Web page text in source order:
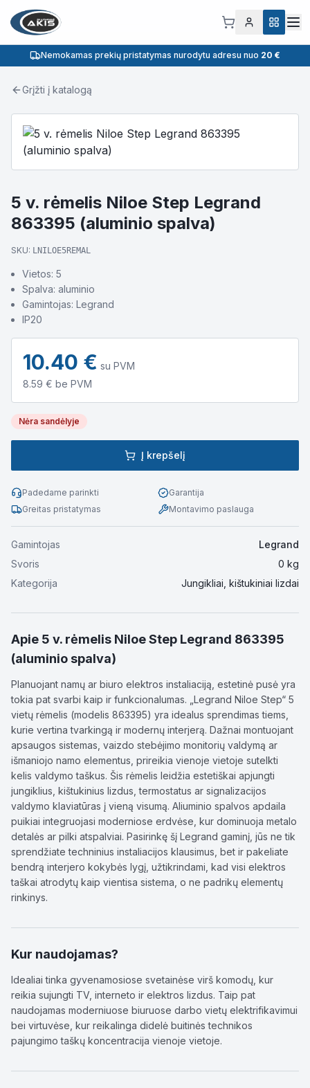
Nemokamas prekių pristatymas nurodytu adresu nuo 20 €
Grįžti į katalogą
5 v. rėmelis Niloe Step Legrand
863395 (aluminio spalva)
SKU: LNILOE5REMAL
Vietos: 5
Spalva: aluminio
Gamintojas: Legrand
IP20
10.40 € su PVM
8.59 € be PVM
Nėra sandėlyje
Į krepšelį
Padedame parinkti
Garantija
Greitas pristatymas
Montavimo paslauga
Gamintojas
Legrand
Svoris
0 kg
Kategorija
Jungikliai, kištukiniai lizdai
Apie 5 v. rėmelis Niloe Step Legrand 863395
(aluminio spalva)
Planuojant namų ar biuro elektros instaliaciją, estetinė pusė yra
tokia pat svarbi kaip ir funkcionalumas. „Legrand Niloe Step“ 5
vietų rėmelis (modelis 863395) yra idealus sprendimas tiems,
kurie vertina tvarkingą ir modernų interjerą. Dažnai montuojant
apsaugos sistemas, vaizdo stebėjimo monitorių valdymą ar
išmaniojo namo elementus, prireikia vienoje vietoje sutelkti
kelis valdymo taškus. Šis rėmelis leidžia estetiškai apjungti
jungiklius, kištukinius lizdus, termostatus ar signalizacijos
valdymo klaviatūras į vieną visumą. Aliuminio spalvos apdaila
puikiai integruojasi moderniose erdvėse, kur dominuoja metalo
detalės ar pilki atspalviai. Pasirinkę šį Legrand gaminį, jūs ne tik
sprendžiate techninius instaliacijos klausimus, bet ir pakeliate
bendrą interjero kokybės lygį, užtikrindami, kad visi elektros
taškai atrodytų kaip vientisa sistema, o ne padrikų elementų
rinkinys.
Kur naudojamas?
Idealiai tinka gyvenamosiose svetainėse virš komodų, kur
reikia sujungti TV, interneto ir elektros lizdus. Taip pat
naudojamas moderniuose biuruose darbo vietų elektrifikavimui
bei virtuvėse, kur reikalinga didelė buitinės technikos
pajungimo taškų koncentracija vienoje vietoje.